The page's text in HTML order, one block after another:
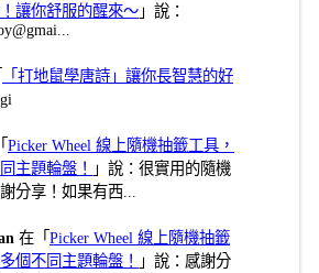
讓你舒服的醒來～ 」說：
「打地鼠學唐詩」讓你長智慧的好
Picker Wheel 線上隨機抽籤工具，
主題輪盤！
」說：很實用的隨機
分享！如果有西...
在「Picker Wheel 線上隨機抽籤
個不同主題輪盤！
」說：感謝分